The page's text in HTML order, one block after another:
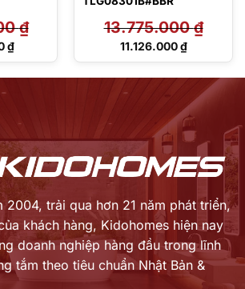
₫
₫
13.775.000₫
Giá
13.775.000 ₫.
11.126.000₫
Giá
11.126.000 ₫.
2004, trải qua hơn 21 năm phát triển,
khách hàng, Kidohomes hiện nay
doanh nghiệp hàng đầu trong lĩnh
tắm theo tiêu chuẩn Nhật Bản &